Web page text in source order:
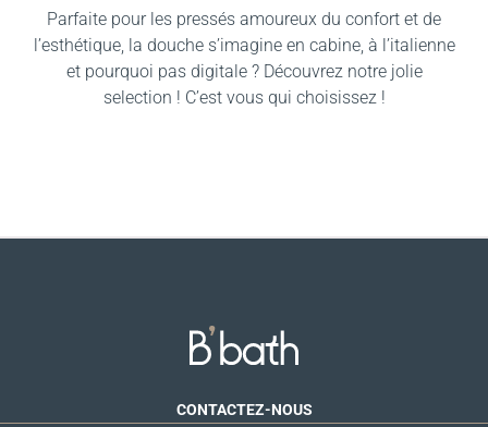
Parfaite pour les pressés amoureux du confort et de
l’esthétique, la douche s’imagine en cabine, à l’italienne
et pourquoi pas digitale ? Découvrez notre jolie
selection ! C’est vous qui choisissez !
CONTACTEZ-NOUS